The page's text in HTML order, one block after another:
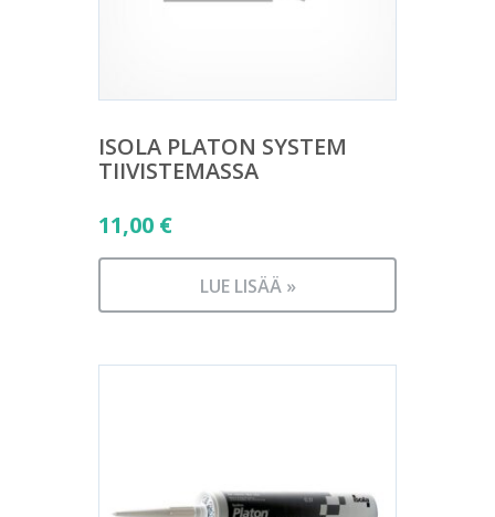
ISOLA PLATON SYSTEM
TIIVISTEMASSA
11,00 €
LUE LISÄÄ »